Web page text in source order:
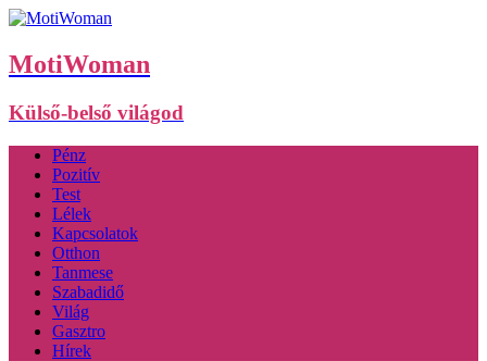
MotiWoman
Külső-belső világod
Pénz
Pozitív
Test
Lélek
Kapcsolatok
Otthon
Tanmese
Szabadidő
Világ
Gasztro
Hírek